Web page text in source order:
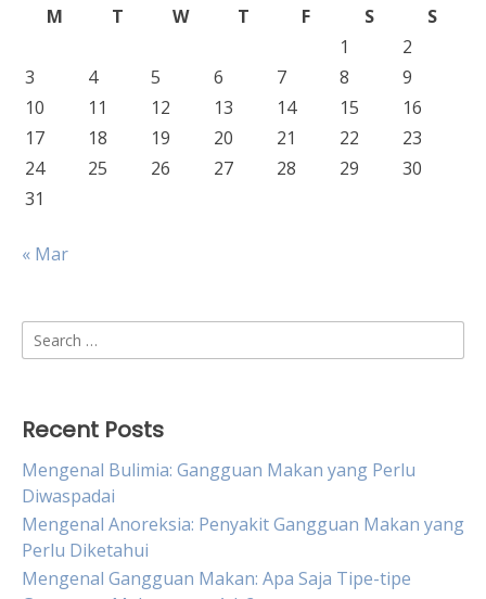
M
T W T F S
S
1
2
3
4 5 6 7 8
9
10
11 12 13 14 15
16
17
18 19 20 21 22
23
24
25 26 27 28 29
30
31
« Mar
Search
for:
Recent Posts
Mengenal Bulimia: Gangguan Makan yang Perlu
Diwaspadai
Mengenal Anoreksia: Penyakit Gangguan Makan yang
Perlu Diketahui
Mengenal Gangguan Makan: Apa Saja Tipe-tipe